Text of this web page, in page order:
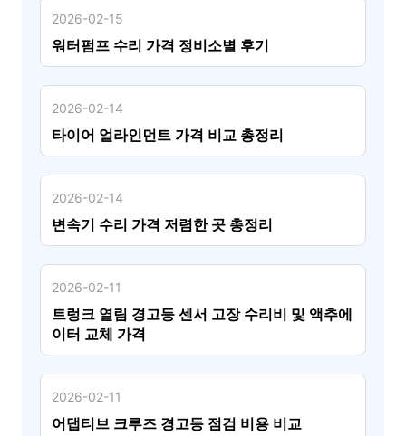
2026-02-15
워터펌프 수리 가격 정비소별 후기
2026-02-14
타이어 얼라인먼트 가격 비교 총정리
2026-02-14
변속기 수리 가격 저렴한 곳 총정리
2026-02-11
트렁크 열림 경고등 센서 고장 수리비 및 액추에
이터 교체 가격
2026-02-11
어댑티브 크루즈 경고등 점검 비용 비교